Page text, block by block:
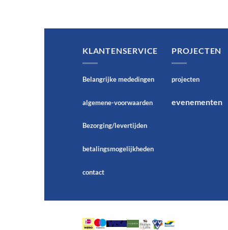
KLANTENSERVICE
Belangrijke mededingen
algemene-voorwaarden
Bezorging/levertijden
betalingsmogelijkheden
contact
PROJECTEN
projecten
evenementen